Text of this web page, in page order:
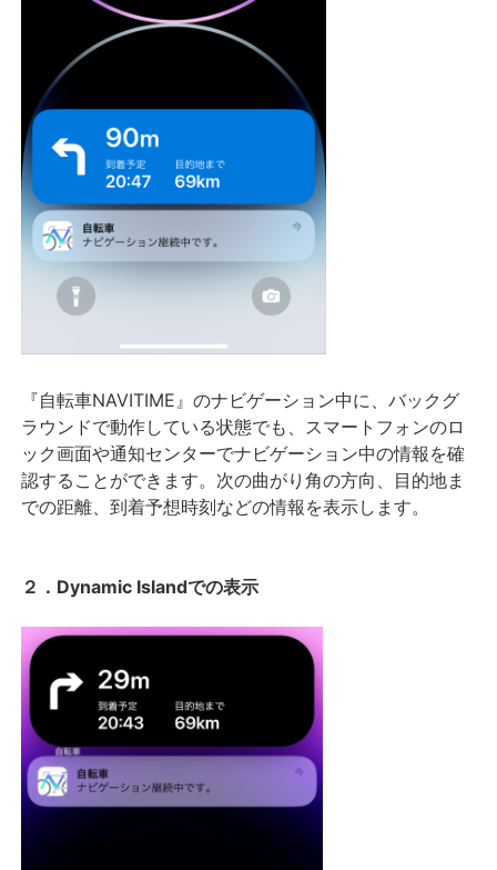
『自転車NAVITIME』のナビゲーション中に、バックグ
ラウンドで動作している状態でも、スマートフォンのロ
ック画面や通知センターでナビゲーション中の情報を確
認することができます。次の曲がり角の方向、目的地ま
での距離、到着予想時刻などの情報を表示します。
２．Dynamic Islandでの表示